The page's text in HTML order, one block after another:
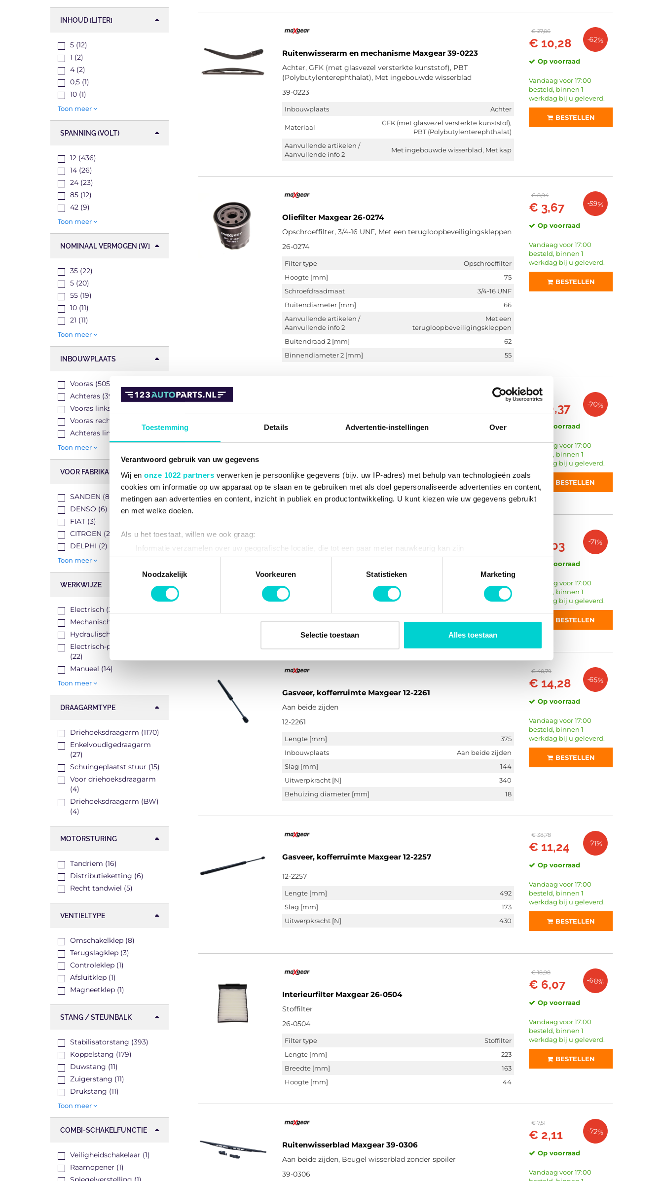
Toestemming Details Advertentie-instellingen Over
Verantwoord gebruik van uw gegevens
Wij en onze 1022 partners verwerken je persoonlijke gegevens (bijv. uw IP-adres) met behulp van technologieën zoals
cookies om informatie op uw apparaat op te slaan en te gebruiken met als doel gepersonaliseerde advertenties en content,
metingen aan advertenties en content, inzicht in publiek en productontwikkeling. U kunt kiezen wie uw gegevens gebruikt
en met welke doelen.
Als u het toestaat, willen we ook graag:
Informatie verzamelen over uw geografische locatie, die tot een paar meter nauwkeurig kan zijn
Uw apparaat identificeren door het actief te scannen op specifieke eigenschappen (fingerprinting)
Lees meer over hoe uw persoonlijke gegevens worden verwerkt en stel uw voorkeuren in het
detailgedeeltein. U kunt uw
toestemming op elk moment wijzigen of intrekken in de Cookieverklaring.
websiteverkeer te analyseren. Ook delen we informatie over uw gebruik van onze site met onze partners voor social
media, adverteren en analyse. Deze partners kunnen deze gegevens combineren met andere informatie die u aan ze heeft
Noodzakelijk
Voorkeuren Statistieken Marketing
Selectie toestaan Alles toestaan
INHOUD [LITER]
5 (12)
1 (2)
4 (2)
0,5 (1)
10 (1)
Toon meer
SPANNING (VOLT)
12 (436)
14 (26)
24 (23)
85 (12)
42 (9)
Toon meer
NOMINAAL VERMOGEN [W]
35 (22)
5 (20)
55 (19)
10 (11)
21 (11)
Toon meer
INBOUWPLAATS
Vooras (5053)
Achteras (3991)
Vooras links (2565)
Vooras rechts (2513)
Achteras links (1174)
Toon meer
VOOR FABRIKANT
SANDEN (8)
DENSO (6)
FIAT (3)
CITROEN (2)
DELPHI (2)
Toon meer
WERKWIJZE
Electrisch (390)
Mechanisch (34)
Hydraulisch (32)
Electrisch-pneumatisch
(22)
Manueel (14)
Toon meer
DRAAGARMTYPE
Driehoeksdraagarm (1170)
Enkelvoudigedraagarm
(27)
Schuingeplaatst stuur (15)
Voor driehoeksdraagarm
(4)
Driehoeksdraagarm (BW)
(4)
MOTORSTURING
Tandriem (16)
Distributieketting (6)
Recht tandwiel (5)
VENTIELTYPE
Omschakelklep (8)
Terugslagklep (3)
Controleklep (1)
Afsluitklep (1)
Magneetklep (1)
STANG / STEUNBALK
Stabilisatorstang (393)
Koppelstang (179)
Duwstang (11)
Zuigerstang (11)
Drukstang (11)
Toon meer
COMBI-SCHAKELFUNCTIE
Veiligheidschakelaar (1)
Raamopener (1)
Ruitenwisserarm en mechanisme Maxgear 39-0223
Achter, GFK (met glasvezel versterkte kunststof), PBT
(Polybutylenterephthalat), Met ingebouwde wisserblad
39-0223
Inbouwplaats Achter
Materiaal
GFK (met glasvezel versterkte kunststof),
PBT (Polybutylenterephthalat)
Aanvullende artikelen /
Aanvullende info 2
Met ingebouwde wisserblad, Met kap
€ 27,06
€ 10,28 -62%
Op voorraad
Vandaag voor 17:00
besteld, binnen 1
werkdag bij u geleverd.
BESTELLEN
Oliefilter Maxgear 26-0274
Opschroeffilter, 3/4-16 UNF, Met een terugloopbeveiligingskleppen
26-0274
Filter type
Opschroeffilter
Hoogte [mm]
75
Schroefdraadmaat
3/4-16 UNF
Buitendiameter [mm]
66
Aanvullende artikelen /
Aanvullende info 2
Met een
terugloopbeveiligingskleppen
Buitendraad 2 [mm]
62
Binnendiameter 2 [mm]
55
€ 8,94
€ 3,67 -59%
Op voorraad
Vandaag voor 17:00
besteld, binnen 1
werkdag bij u geleverd.
BESTELLEN
Uitwerpkracht [N]
€ 34,57
€ 10,37 -70%
Op voorraad
Vandaag voor 17:00
besteld, binnen 1
werkdag bij u geleverd.
BESTELLEN
Ruitenwisserblad Maxgear 39-0304
Achter, Beugel wisserblad zonder spoiler
39-0304
Inbouwplaats
Achter
Lengte [mm]
350
€ 2,03 -71%
Op voorraad
Vandaag voor 17:00
besteld, binnen 1
werkdag bij u geleverd.
BESTELLEN
Gasveer, kofferruimte Maxgear 12-2261
Aan beide zijden
12-2261
Lengte [mm]
375
Inbouwplaats
Aan beide zijden
Slag [mm]
144
Uitwerpkracht [N]
340
Behuizing diameter [mm]
18
€ 40,79
€ 14,28 -65%
Op voorraad
Vandaag voor 17:00
besteld, binnen 1
werkdag bij u geleverd.
BESTELLEN
Gasveer, kofferruimte Maxgear 12-2257
12-2257
Lengte [mm]
492
Slag [mm]
173
Uitwerpkracht [N]
430
€ 38,78
€ 11,24 -71%
Op voorraad
Vandaag voor 17:00
besteld, binnen 1
werkdag bij u geleverd.
BESTELLEN
Interieurfilter Maxgear 26-0504
Stoffilter
26-0504
Filter type
Stoffilter
Lengte [mm]
223
Breedte [mm]
163
Hoogte [mm]
44
€ 18,98
€ 6,07 -68%
Op voorraad
Vandaag voor 17:00
besteld, binnen 1
werkdag bij u geleverd.
BESTELLEN
Ruitenwisserblad Maxgear 39-0306
Aan beide zijden, Beugel wisserblad zonder spoiler
39-0306
€ 7,51
€ 2,11 -72%
Op voorraad
Vandaag voor 17:00